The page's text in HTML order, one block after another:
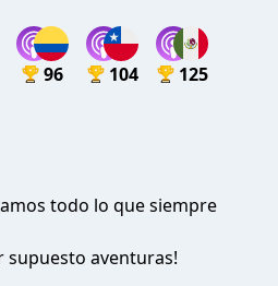
96 104 125
todo lo que siempre
supuesto aventuras!